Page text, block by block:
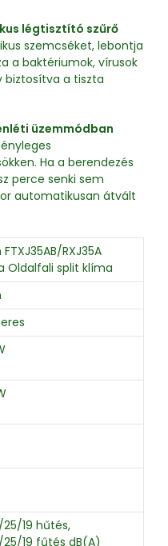
légtisztító szűrő
szemcséket, lebontja
a baktériumok, vírusok
biztosítva a tiszta
üzemmódban
Ha a berendezés
perce senki sem
automatikusan átvált
RXJ35A
Oldalfali split klíma
25/19 hűtés,
25/19 fűtés dB(A)